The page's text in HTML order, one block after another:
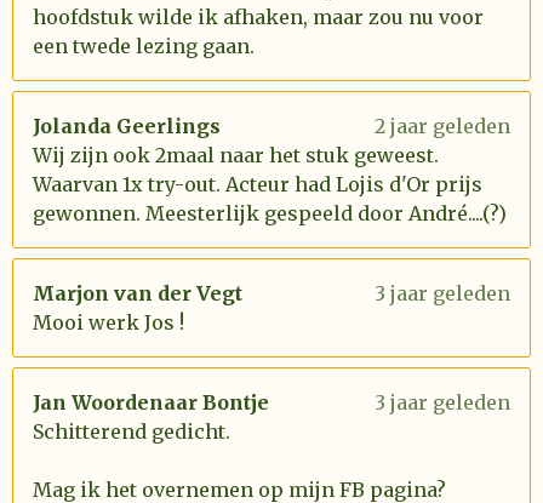
hoofdstuk wilde ik afhaken, maar zou nu voor
een twede lezing gaan.
Jolanda Geerlings
2 jaar geleden
Wij zijn ook 2maal naar het stuk geweest.
Waarvan 1x try-out. Acteur had Lojis d'Or prijs
gewonnen. Meesterlijk gespeeld door André....(?)
Marjon van der Vegt
3 jaar geleden
Mooi werk Jos !
Jan Woordenaar Bontje
3 jaar geleden
Schitterend gedicht.
Mag ik het overnemen op mijn FB pagina?